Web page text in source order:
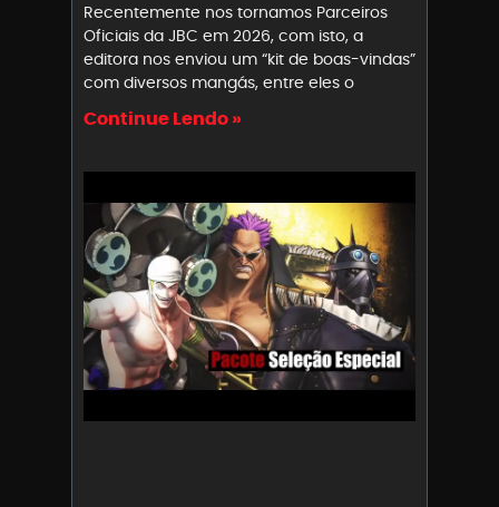
Recentemente nos tornamos Parceiros
Oficiais da JBC em 2026, com isto, a
editora nos enviou um “kit de boas-vindas”
com diversos mangás, entre eles o
Continue Lendo »